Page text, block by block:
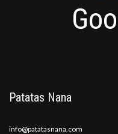
Patatas Nana
info@patatasnana.com